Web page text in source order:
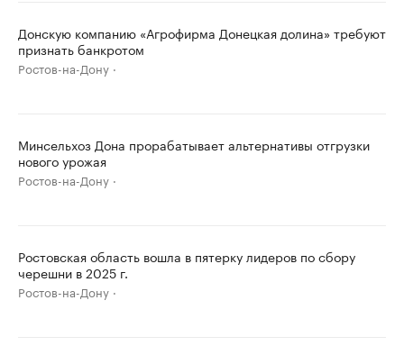
Донскую компанию «Агрофирма Донецкая долина» требуют
признать банкротом
Ростов-на-Дону
Минсельхоз Дона прорабатывает альтернативы отгрузки
нового урожая
Ростов-на-Дону
Ростовская область вошла в пятерку лидеров по сбору
черешни в 2025 г.
Ростов-на-Дону